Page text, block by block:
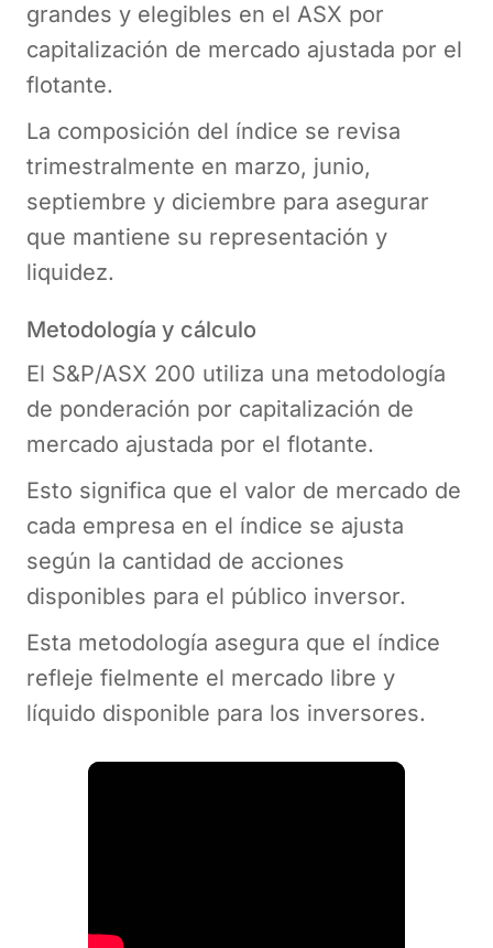
grandes y elegibles en el ASX por
capitalización de mercado ajustada por el
flotante.
La composición del índice se revisa
trimestralmente en marzo, junio,
septiembre y diciembre para asegurar
que mantiene su representación y
liquidez.
Metodología y cálculo
El S&P/ASX 200 utiliza una metodología
de ponderación por capitalización de
mercado ajustada por el flotante.
Esto significa que el valor de mercado de
cada empresa en el índice se ajusta
según la cantidad de acciones
disponibles para el público inversor.
Esta metodología asegura que el índice
refleje fielmente el mercado libre y
líquido disponible para los inversores.